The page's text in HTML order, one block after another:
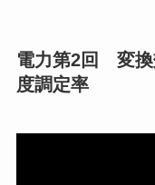
電力第2回 変
度調定率